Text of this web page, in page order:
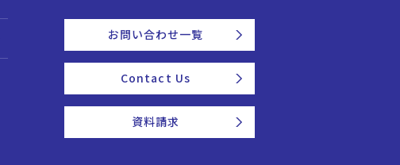
お問い合わせ一覧
Contact Us
資料請求